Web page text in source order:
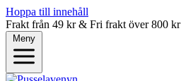
Hoppa till innehåll
Frakt från 49 kr & Fri frakt över 800 kr
Meny